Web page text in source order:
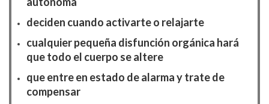
deciden cuando activarte o relajarte
cualquier pequeña disfunción orgánica hará
que todo el cuerpo se altere
que entre en estado de alarma y trate de
compensar